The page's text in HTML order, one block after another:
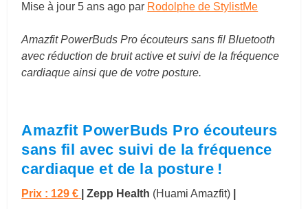
Mise à jour5 ans ago par Rodolphe de StylistMe
Amazfit PowerBuds Pro écouteurs sans fil Bluetooth
avec réduction de bruit active et suivi de la fréquence
cardiaque ainsi que de votre posture.
Amazfit PowerBuds Pro écouteurs
sans fil avec suivi de la fréquence
cardiaque et de la posture !
Prix : 129 € | Zepp Health (Huami Amazfit)